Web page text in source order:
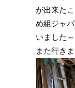
が出来たこ
め組ジャ
いました～
また行きま